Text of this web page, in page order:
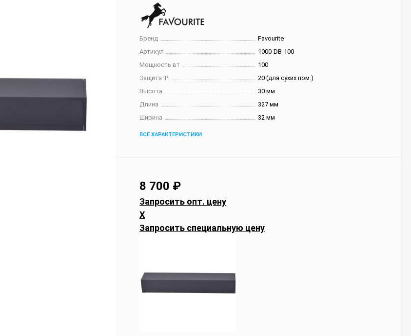
Бренд
Favourite
Артикул
1000-DB-100
Мощность вт
100
Защита IP
20 (для сухих пом.)
Высота
30 мм
Длина
327 мм
Ширина
32 мм
ВСЕ ХАРАКТЕРИСТИКИ
8 700 ₽
Запросить опт. цену
X
Запросить специальную цену